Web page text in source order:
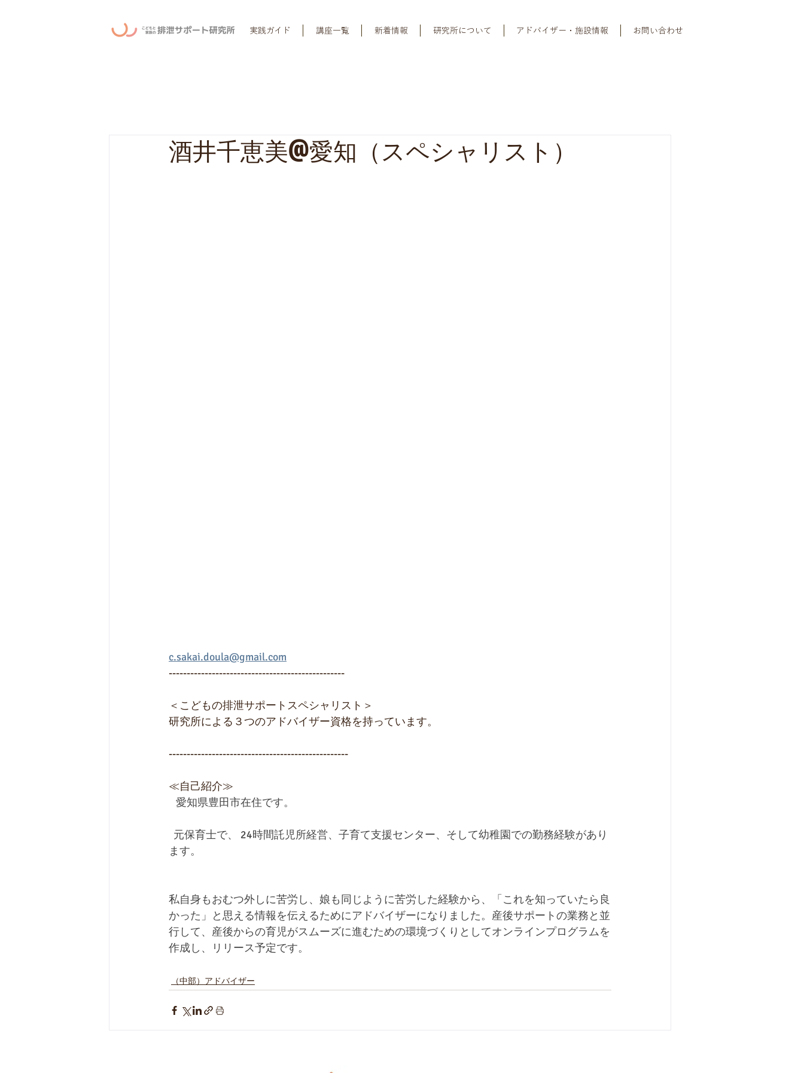
実践ガイド 講座一覧 新着情報 研究所について アドバイザー・施設情報 お問い合わせ
酒井千恵美@愛知（スペシャリスト）
c.sakai.doula@gmail.com
-------------------------------------------------
＜こどもの排泄サポートスペシャリスト＞
研究所による３つのアドバイザー資格を持っています。
--------------------------------------------------
≪自己紹介≫
愛知県豊田市在住です。
元保育士で、 24時間託児所経営、子育て支援センター、そして幼稚園での勤務経験があり
ます。
私自身もおむつ外しに苦労し、娘も同じように苦労した経験から、「これを知っていたら良
かった」と思える情報を伝えるためにアドバイザーになりました。産後サポートの業務と並
行して、産後からの育児がスムーズに進むための環境づくりとしてオンラインプログラムを
作成し、リリース予定です。
（中部）アドバイザー